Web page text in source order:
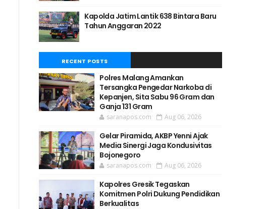
Kapolda Jatim Lantik 638 Bintara Baru
Tahun Anggaran 2022
RECENT POSTS
Polres Malang Amankan
Tersangka Pengedar Narkoba di
Kepanjen, Sita Sabu 96 Gram dan
Ganja 131 Gram
saranapos.com Aug 06, 2026
Gelar Piramida, AKBP Yenni Ajak
Media Sinergi Jaga Kondusivitas
Bojonegoro
saranapos.com Aug 06, 2026
Kapolres Gresik Tegaskan
Komitmen Polri Dukung Pendidikan
Berkualitas